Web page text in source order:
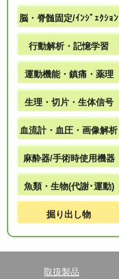
脳・脊髄固定/ｲﾝｼﾞｪｸｼｮﾝ
行動解析・記憶学習
運動機能・鎮痛・薬理
生理・切片・生体信号
血流計・血圧・画像解析
麻酔器/手術時使用機器
魚類・生物(代謝･運動)
掘り出し物
取扱製品